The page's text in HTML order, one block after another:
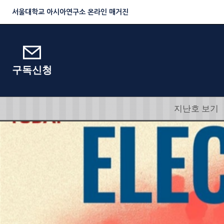
서울대학교 아시아연구소 온라인 매거진
구독신청
지난호 보기